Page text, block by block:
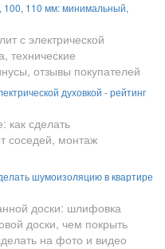
100, 110 мм: минимальный,
духовкой - рейтинг
шумоизоляцию в квартире